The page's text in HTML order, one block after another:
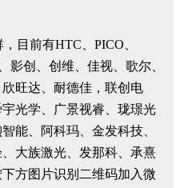
目前有HTC、PICO、
影创、创维、佳视、歌尔、
旺达、耐德佳，联创电
光学、广景视睿、珑璟光
能、阿科玛、金发科技、
大族激光、发那科、承熹
方图片识别二维码加入微